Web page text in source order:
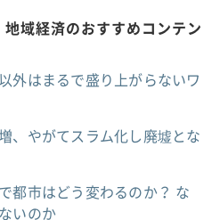
域経済のおすすめコンテン
外はまるで盛り上がらないワ
、やがてスラム化し廃墟とな
都市はどう変わるのか？ な
いのか